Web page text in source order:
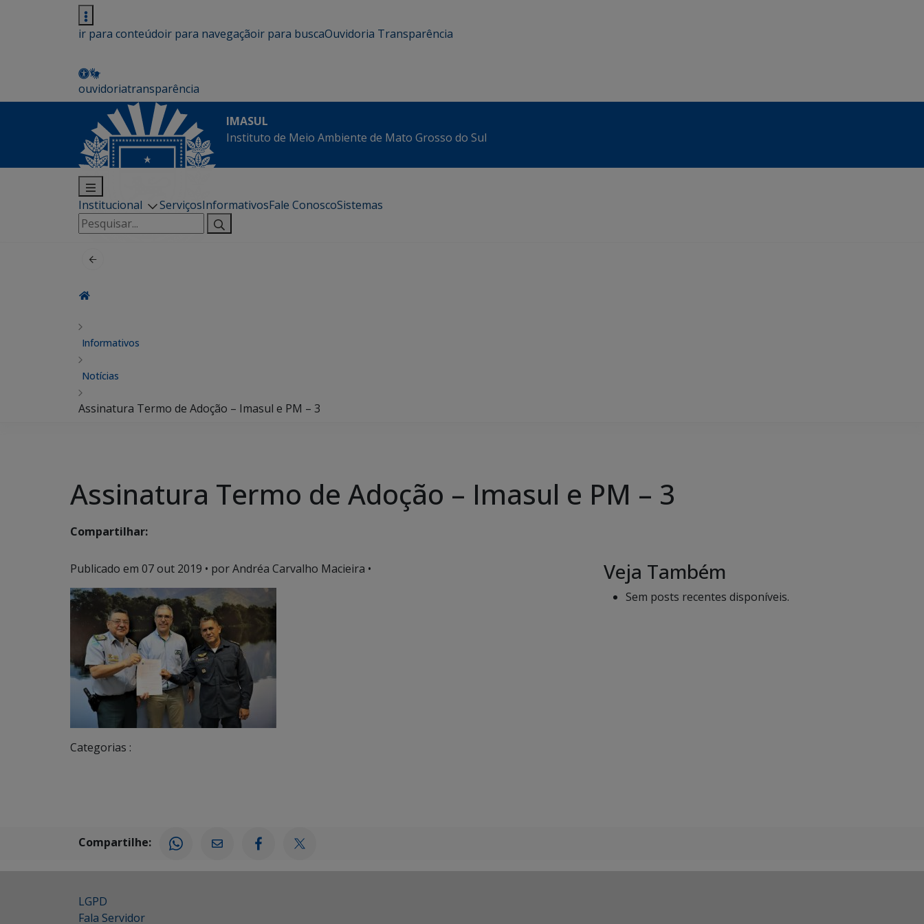
ir para conteúdoir para navegaçãoir para buscaOuvidoria Transparência
ouvidoriatransparência
IMASUL
Instituto de Meio Ambiente de Mato Grosso do Sul
Institucional ServiçosInformativosFale ConoscoSistemas
Pesquisar
por:
Informativos
Notícias
Assinatura Termo de Adoção – Imasul e PM – 3
Assinatura Termo de Adoção – Imasul e PM – 3
Compartilhar:
Publicado em 07 out 2019 • por Andréa Carvalho Macieira •
Categorias :
Veja Também
Sem posts recentes disponíveis.
Compartilhe:
LGPD
Fala Servidor